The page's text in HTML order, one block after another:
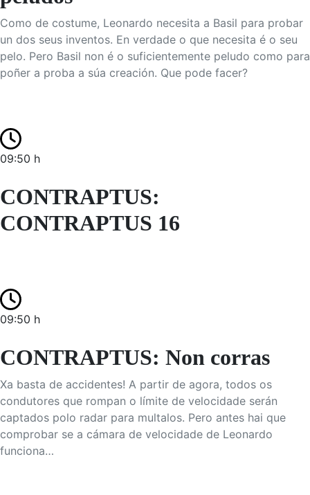
Como de costume, Leonardo necesita a Basil para probar
un dos seus inventos. En verdade o que necesita é o seu
pelo. Pero Basil non é o suficientemente peludo como para
poñer a proba a súa creación. Que pode facer?
09:50 h
CONTRAPTUS:
CONTRAPTUS 16
09:50 h
CONTRAPTUS: Non corras
Xa basta de accidentes! A partir de agora, todos os
condutores que rompan o límite de velocidade serán
captados polo radar para multalos. Pero antes hai que
comprobar se a cámara de velocidade de Leonardo
funciona…